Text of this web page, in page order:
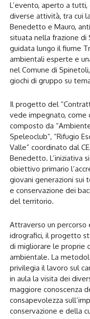
L’evento, aperto a
diverse attività, tra cui
Benedetto e Mauro,
situata nella frazione di
guidata lungo il fiume
ambientali esperte e
nel Comune di
giochi di gruppo su
Il progetto del
vede impegnato, come
composto da “Ambiente
Speleoclub”, “Rifugio
Valle” coordinato dal
Benedetto. L’iniziativa
obiettivo primario
giovani generazioni sui
e conservazione dei
del territorio.
Attraverso un percorso
idrografici, il progetto
di migliorare le proprie
ambientale. La
privilegia il lavoro sul
in aula la visita dei
maggiore conoscenza
consapevolezza
conservazione e della